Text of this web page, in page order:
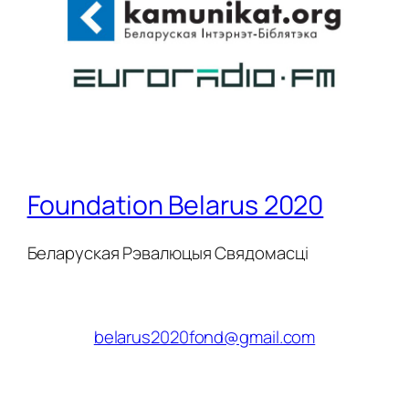
Foundation Belarus 2020
Беларуская Рэвалюцыя Свядомасці
belarus2020fond@gmail.com